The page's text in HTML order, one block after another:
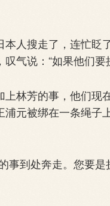
人搜走了，连忙眨
气说：“如果他们
林芳的事，他们现
元被绑在一条绳子
到处奔走。您要是